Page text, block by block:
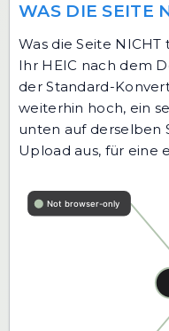
WAS DIE SEITE
Was die Seite
Ihr HEIC nach dem
der Standard-
weiterhin hoch, ein
unten auf derselben
Upload aus, für eine